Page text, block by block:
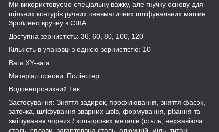
Ми використовуємо спеціальну важку, але гнучку основу для
щільних контурів ручних пневматичних шліфувальних машин.
Зроблено вручну в США.
Доступна зернистість: 36, 60, 80, 100, 120
Кількість в упаковці з однією зернистістю: 10
Вага XY-вага
Матеріал основи: Поліестер
Водонепроникний Так
Застосування: Зняття задирок, профілювання, зняття фасок,
заточка, шліфування зварних швів, формування, різання та
змішування чорних / кольорових металів (сталь, нержавіюча
сталь, сплави, загартована сталь, алюміній, мідь, титан,